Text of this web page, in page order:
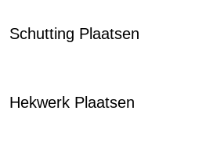
Schutting Plaatsen
Hekwerk Plaatsen